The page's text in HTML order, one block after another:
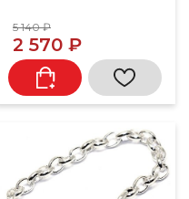
5 140 ₽
2 570 ₽